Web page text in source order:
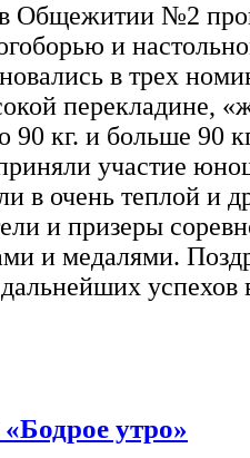
в Общежитии №2
и
в трех
перекладине,
90 кг. и больше 90
участие
в очень теплой и
и призеры
и медалями.
успехов
утро»